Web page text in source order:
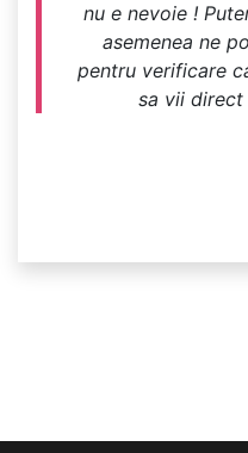
nu e nevoie !
asemenea ne
pentru verificare
sa vii direct